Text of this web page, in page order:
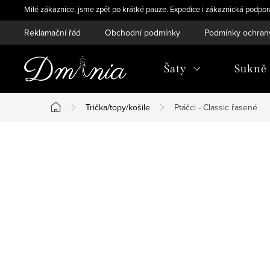
na
Milé zákaznice, jsme zpět po krátké pauze. Expedice i zákaznická
Reklamační řád Obchodní podmínky Podmínky
Šaty Sukně
Domů
Trička/topy/košile Ptáčci - Classic řasené